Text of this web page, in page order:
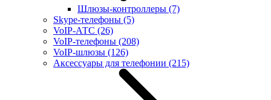
Шлюзы-контроллеры (7)
Skype-телефоны (5)
VoIP-АТС (26)
VoIP-телефоны (208)
VoIP-шлюзы (126)
Аксессуары для телефонии (215)